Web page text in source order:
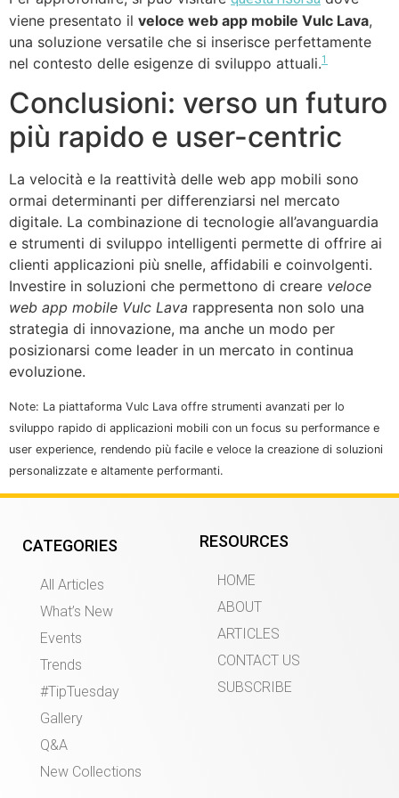
viene presentato il veloce web app mobile Vulc Lava,
una soluzione versatile che si inserisce perfettamente
nel contesto delle esigenze di sviluppo attuali.1
Conclusioni: verso un futuro
più rapido e user-centric
La velocità e la reattività delle web app mobili sono
ormai determinanti per differenziarsi nel mercato
digitale. La combinazione di tecnologie all’avanguardia
e strumenti di sviluppo intelligenti permette di offrire ai
clienti applicazioni più snelle, affidabili e coinvolgenti.
Investire in soluzioni che permettono di creare veloce
web app mobile Vulc Lava rappresenta non solo una
strategia di innovazione, ma anche un modo per
posizionarsi come leader in un mercato in continua
evoluzione.
Note: La piattaforma Vulc Lava offre strumenti avanzati per lo
sviluppo rapido di applicazioni mobili con un focus su performance e
user experience, rendendo più facile e veloce la creazione di soluzioni
personalizzate e altamente performanti.
CATEGORIES
All Articles
What’s New
Events
Trends
#TipTuesday
Gallery
Q&A
New Collections
RESOURCES
HOME
ABOUT
ARTICLES
CONTACT US
SUBSCRIBE